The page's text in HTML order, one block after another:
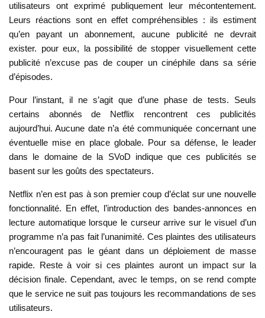
utilisateurs ont exprimé publiquement leur mécontentement.
Leurs réactions sont en effet compréhensibles : ils estiment
qu’en payant un abonnement, aucune publicité ne devrait
exister. pour eux, la possibilité de stopper visuellement cette
publicité n’excuse pas de couper un cinéphile dans sa série
d’épisodes.
Pour l’instant, il ne s’agit que d’une phase de tests. Seuls
certains abonnés de Netflix rencontrent ces publicités
aujourd’hui. Aucune date n’a été communiquée concernant une
éventuelle mise en place globale. Pour sa défense, le leader
dans le domaine de la SVoD indique que ces publicités se
basent sur les goûts des spectateurs.
Netflix n’en est pas à son premier coup d’éclat sur une nouvelle
fonctionnalité. En effet, l’introduction des bandes-annonces en
lecture automatique lorsque le curseur arrive sur le visuel d’un
programme n’a pas fait l’unanimité. Ces plaintes des utilisateurs
n’encouragent pas le géant dans un déploiement de masse
rapide. Reste à voir si ces plaintes auront un impact sur la
décision finale. Cependant, avec le temps, on se rend compte
que le service ne suit pas toujours les recommandations de ses
utilisateurs.